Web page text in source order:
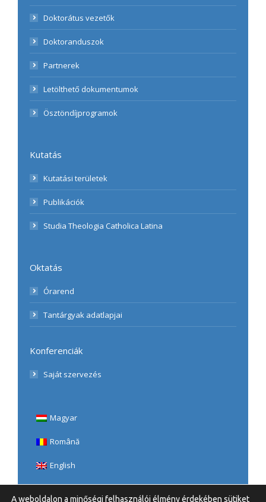
Doktorátus vezetők
Doktoranduszok
Partnerek
Letölthető dokumentumok
Ösztöndíjprogramok
Kutatás
Kutatási területek
Publikációk
Studia Theologia Catholica Latina
Oktatás
Órarend
Tantárgyak adatlapjai
Konferenciák
Saját szervezés
Magyar
Română
English
A weboldalon a minőségi felhasználói élmény érdekében sütiket